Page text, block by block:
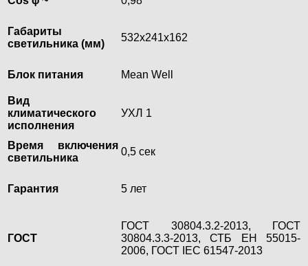
Габариты
светильника (мм)
532х241х162
Блок питания Mean Well
Вид
климатического
исполнения
УХЛ 1
Время включения
светильника
0,5 сек
Гарантия 5 лет
ГОСТ
ГОСТ 30804.3.2-2013, ГОСТ
30804.3.3-2013, СТБ ЕН 55015-
2006, ГОСТ IEC 61547-2013